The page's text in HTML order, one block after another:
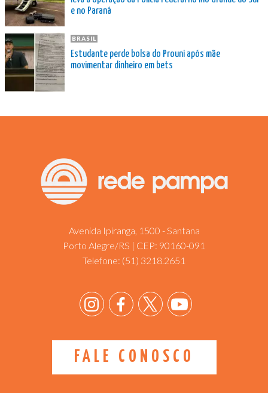
e no Paraná
BRASIL
Estudante perde bolsa do Prouni após mãe
movimentar dinheiro em bets
Avenida Ipiranga, 1500 - Santana
Porto Alegre/RS | CEP: 90160-091
Telefone: (51) 3218.2651
FALE CONOSCO